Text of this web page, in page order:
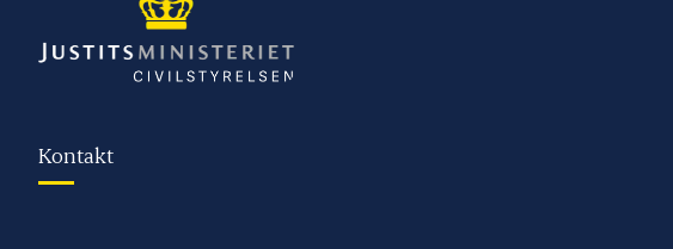
Kontakt